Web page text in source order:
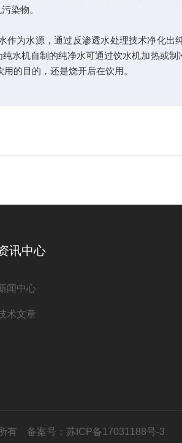
染物。
水源，通过反渗透水处理技术净化出
水机自制的纯净水可通过饮水机加热或
的目的，还是烧开后在饮用。
讯中心
闻中心
术文章
所有 备案号：苏ICP备17031188号-3